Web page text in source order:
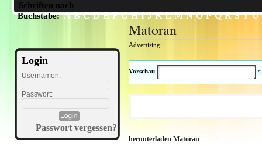
Schriften nach
Buchstabe:A B C D E F G H I J K L M N O P Q R S T U
Login
Usernamen:
Passwort:
Passwort vergessen?
Matoran
Advertising:
Vorschau
herunterladen Matoran